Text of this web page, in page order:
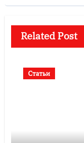
Related Post
Статьи